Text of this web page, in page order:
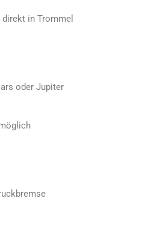
in Trommel
oder Jupiter